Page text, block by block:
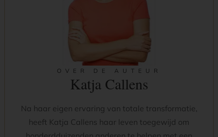
OVER DE AUTEUR
Katja Callens
Na haar eigen ervaring van totale transformatie,
heeft Katja Callens haar leven toegewijd om